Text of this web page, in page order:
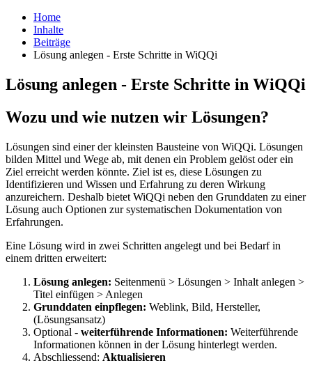
Home
Inhalte
Beiträge
Lösung anlegen - Erste Schritte in WiQQi
Lösung anlegen - Erste Schritte in WiQQi
Wozu und wie nutzen wir Lösungen?
Lösungen sind einer der kleinsten Bausteine von WiQQi. Lösungen
bilden Mittel und Wege ab, mit denen ein Problem gelöst oder ein
Ziel erreicht werden könnte. Ziel ist es, diese Lösungen zu
Identifizieren und Wissen und Erfahrung zu deren Wirkung
anzureichern. Deshalb bietet WiQQi neben den Grunddaten zu einer
Lösung auch Optionen zur systematischen Dokumentation von
Erfahrungen.
Eine Lösung wird in zwei Schritten angelegt und bei Bedarf in
einem dritten erweitert:
Lösung anlegen: Seitenmenü > Lösungen > Inhalt anlegen >
Titel einfügen > Anlegen
Grunddaten einpflegen: Weblink, Bild, Hersteller,
(Lösungsansatz)
Optional - weiterführende Informationen: Weiterführende
Informationen können in der Lösung hinterlegt werden.
Abschliessend: Aktualisieren